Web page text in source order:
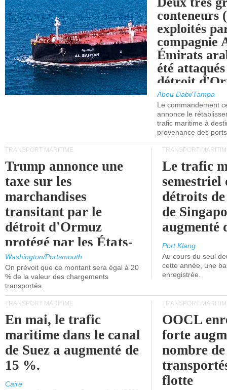
conteneurs
exploités
compagnie
Émirats
été
détroit
Abou Dabi/Tampa
Le commandement
annonce le
trafic maritime à
provenance des
TRANSPORT MARITIME
Trump annonce une
taxe sur les
marchandises
transitant par le
détroit d'Ormuz
protégé par les États-
Unis.
Washington/Portsmouth
On prévoit que ce montant sera égal à 20
% de la valeur des chargements
transportés.
TRANSPORT
Le trafic
semestriel
détroits
de
augmenté
Port Klang
Au cours du seul
cette année, une
enregistrée.
TRANSPORT MARITIME
En mai, le trafic
maritime dans le canal
de Suez a augmenté de
15 %.
Caire
TRANSPORT
OOCL
forte
nombre
flotte